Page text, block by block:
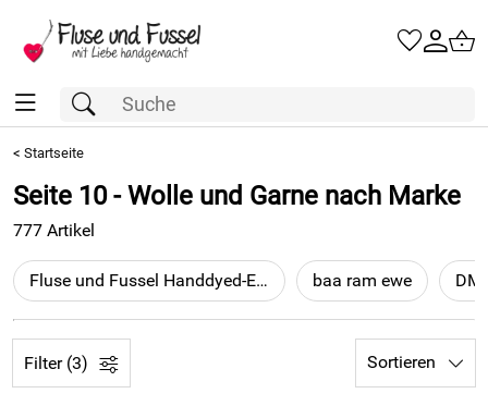
< Startseite
Seite 10 - Wolle und Garne nach Marke
777 Artikel
Fluse und Fussel Handdyed-Edition baa ram ewe
Filter (3) Sortieren